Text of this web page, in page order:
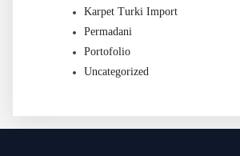
Karpet Turki Import
Permadani
Portofolio
Uncategorized